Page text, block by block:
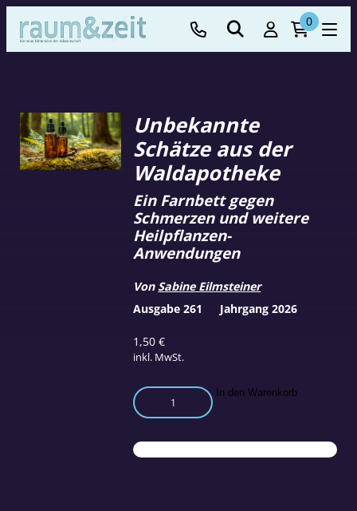
0
Unbekannte
Schätze aus der
Waldapotheke
1,50€
inkl. MwSt.
Ein Farnbett gegen
Schmerzen und weitere
Heilpflanzen-
Anwendungen
Von Sabine Eilmsteiner
Unbekannte
Schätze
der
Waldapotheke
In den Warenkorb
Ausgabe 261 Jahrgang 2026